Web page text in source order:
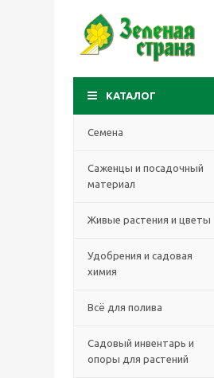
КАТАЛОГ
Семена
Саженцы и посадочный
материал
Живые растения и цветы
Удобрения и садовая
химия
Всё для полива
Садовый инвентарь и
опоры для растений